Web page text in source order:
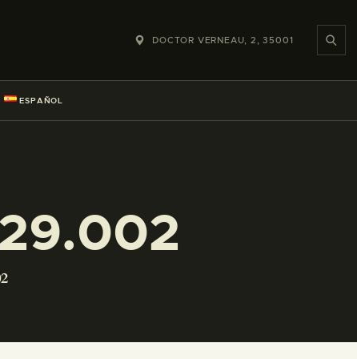
DOCTOR VERNEAU, 2, 35001
ESPAÑOL